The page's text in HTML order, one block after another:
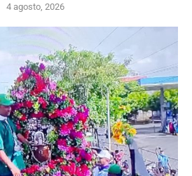
4 agosto, 2026